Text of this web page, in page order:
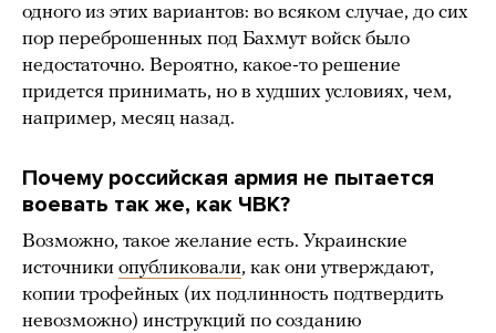
одного из этих вариантов: во всяком случае, до сих
пор переброшенных под Бахмут войск было
недостаточно. Вероятно, какое-то решение
придется принимать, но в худших условиях, чем,
например, месяц назад.
Почему российская армия не пытается
воевать так же, как ЧВК?
Возможно, такое желание есть. Украинские
источники опубликовали, как они утверждают,
копии трофейных (их подлинность подтвердить
невозможно) инструкций по созданию